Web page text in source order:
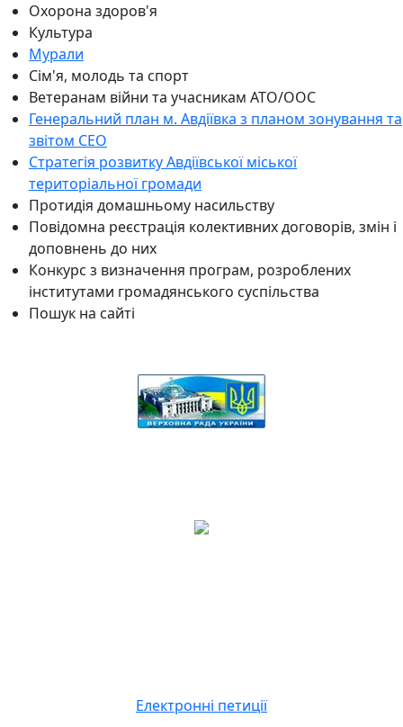
Охорона здоров'я
Культура
Мурали
Сім'я, молодь та спорт
Ветеранам війни та учасникам АТО/ООС
Генеральний план м. Авдіївка з планом зонування та
звітом СЕО
Стратегія розвитку Авдіївської міської
територіальної громади
Протидія домашньому насильству
Повідомна реєстрація колективних договорів, змін і
доповнень до них
Конкурс з визначення програм, розроблених
інститутами громадянського суспільства
Пошук на сайті
Електронні петиції